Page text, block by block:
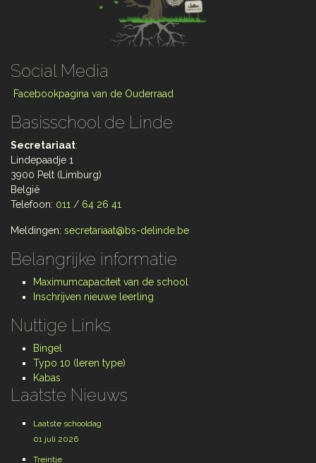
Social Media
Facebookpagina van de Ouderraad
Basisschool de Linde
Secretariaat:
Lindepaadje 1
3900 Pelt (Limburg)
België
Telefoon: 011 / 64 26 41
Meldingen: secretariaat@bs-delinde.be
Belangrijke informatie
Maximumcapaciteit van de school
Inschrijven nieuwe leerling
Nuttige Links
Bingel
Typo 10 (leren type)
Kabas
Laatste Nieuws
Laatste schooldag
01 juli 2026
Treintje